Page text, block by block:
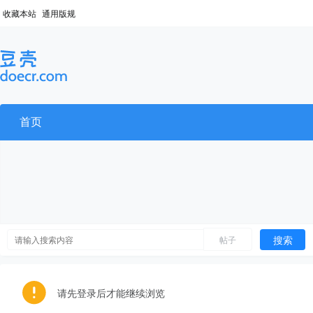
收藏本站 通用版规
首页
帖子 搜索
请先登录后才能继续浏览